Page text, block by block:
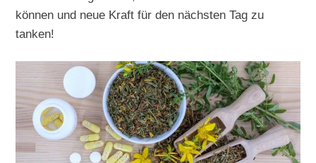
können und neue Kraft für den nächsten Tag zu
tanken!